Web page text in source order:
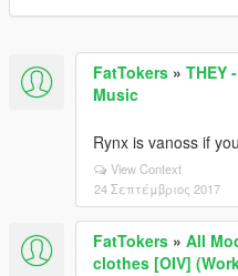
FatTokers » THEY
Music
Rynx is vanoss if
View Context
24 Σεπτέμβριος 2017
FatTokers » All
clothes [OIV]